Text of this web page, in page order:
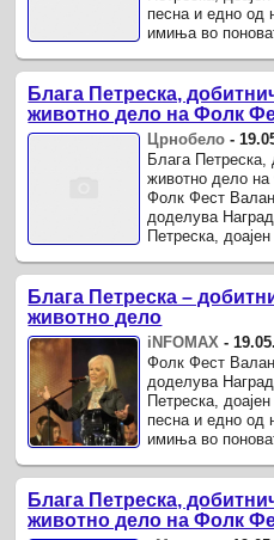
песна и едно од
имиња во
Блага Петреска,
животно дело на Фолк
Црнобело -
Блага Петреска,
животно дело
Фолк Фест
доделува
Петреска,
Блага Петреска –
животно дело
iNFOMAX -
Фолк Фест
доделува
Петреска,
песна и едно од
имиња во
Блага Петреска,
животно дело на Фолк